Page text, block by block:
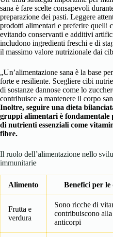
sana è fare scelte consapevoli
preparazione dei pasti. Leggere
prodotti alimentari e preferire quelli
evitando conservanti e additivi
includono ingredienti freschi e di
il massimo valore nutrizionale dai
„Un’alimentazione sana è la base
forte e resiliente. Scegliere cibi
di sostanze dannose come lo
contribuisce a mantenere il corpo
Inoltre, seguire una dieta
gruppi alimentari è fondamentale
di nutrienti essenziali come
fibre.
Il ruolo dell’alimentazione nello
immunitarie
Alimento Benefici per
Frutta e
verdura
Sono ricche di
contribuiscono
anticorpi